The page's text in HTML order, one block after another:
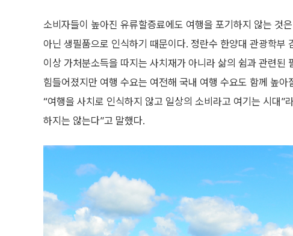
소비자들이 높아진 유류할증료에도 여행을 포기하지 않는 것
아닌 생필품으로 인식하기 때문이다. 정란수 한양대 관광학부
이상 가처분소득을 따지는 사치재가 아니라 삶의 쉼과 관련된
힘들어졌지만 여행 수요는 여전해 국내 여행 수요도 함께 높
“여행을 사치로 인식하지 않고 일상의 소비라고 여기는 시대”
하지는 않는다”고 말했다.